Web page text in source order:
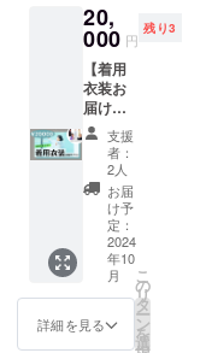
録され
た映像
や写真
は商品
化やプ
ロモー
ション
等に使
用され
る可能
性がご
ざいま
すので
予めご
了承下
【場外
におけ
任は一
切負い
かねま
すので
予めご
了承下
さい。
・酒
類、危
険物等
を持込
むこと
はでき
ませ
ん。場
内への
持込み
合がご
ざいま
す。ま
た開演
中のご
入場に
ついて
は、制
限させ
て頂く
場合が
ござい
ます。
・紛失
や盗難
等の責
任は一
・昼公
演と夜
公演の
どちら
が良い
か選択
欄でお
選びく
ださ
い。 ︎︎・
お客様
都合の
体調不
良等に
よる不
参加は
保証致
しかね
ストが
ありま
したら
気兼ね
に
Acherie
にお伝
えくだ
さい。
皆様の
歌を聴
けるこ
とを楽
しみに
してお
す。 皆
Acherie
よりラ
イブ参
戦グッ
ズとサ
ン
キュー
カード
をお送
りさせ
ていた
だきま
す！
です。
ミニア
ルバム
に加
え、
Acherie
よりサ
キュー
カード
を同封
させて
いただ
きま
す。 仕
イン付
きチェ
ル
Cherry
Bloom
ポスト
カード2
枚組(画
像参
照・サ
イズ：
100×14
8) ⑤オ
リジナ
Crystal
ポスト
カード2
枚組(画
本人が
個別に
ビデオ
メッ
セージ
をお送
りしま
す。 ・
収録時
間：2分
間 ・提
供方
法：
メール
にURL
を記載
いたし
20,
000 円
残り3
【着用
衣装お
届けプ
ラン】
リター
ン内
容： ①
過去に
Acherie
本人が
着用し
た衣装
(着用の
写真付
き)をラ
支援
者：
2人
お届
け予
定：
2024
年10
月
詳細を見る
こ
の
リ
タ
ー
ン
を
選